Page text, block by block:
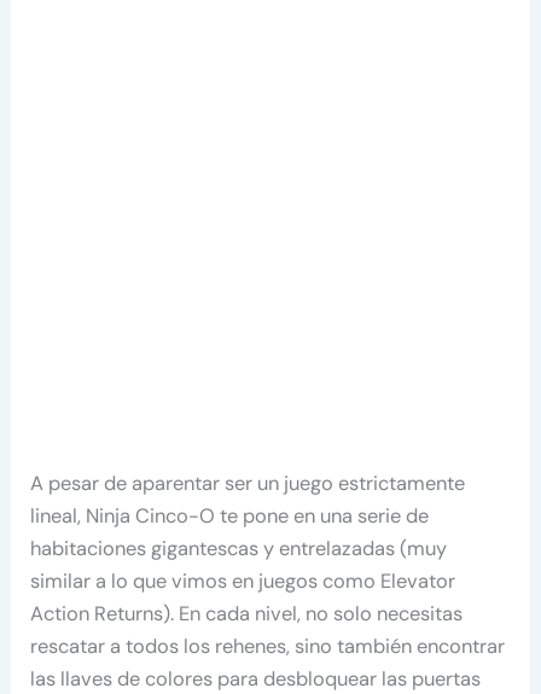
A pesar de aparentar ser un juego estrictamente
lineal, Ninja Cinco-O te pone en una serie de
habitaciones gigantescas y entrelazadas (muy
similar a lo que vimos en juegos como Elevator
Action Returns). En cada nivel, no solo necesitas
rescatar a todos los rehenes, sino también encontrar
las llaves de colores para desbloquear las puertas